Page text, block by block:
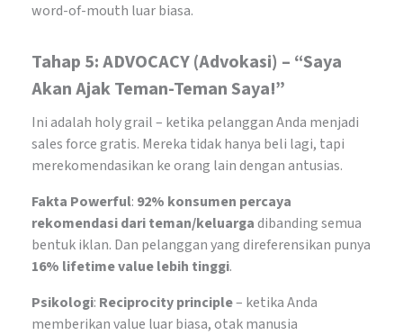
word-of-mouth luar biasa.
Tahap 5: ADVOCACY (Advokasi) – “Saya
Akan Ajak Teman-Teman Saya!”
Ini adalah holy grail – ketika pelanggan Anda menjadi
sales force gratis. Mereka tidak hanya beli lagi, tapi
merekomendasikan ke orang lain dengan antusias.
Fakta Powerful: 92% konsumen percaya
rekomendasi dari teman/keluargadibanding semua
bentuk iklan. Dan pelanggan yang direferensikan punya
16% lifetime value lebih tinggi.
Psikologi: Reciprocity principle– ketika Anda
memberikan value luar biasa, otak manusia